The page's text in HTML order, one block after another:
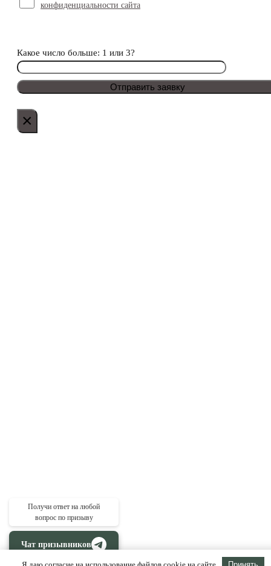
конфиденциальности сайта
Какое число больше: 1 или 3?
×
Получи ответ на любой
вопрос по призыву
Чат призывников